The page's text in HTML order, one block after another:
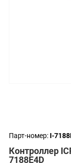
Парт-номер: I-
Контроллер
7188E4D